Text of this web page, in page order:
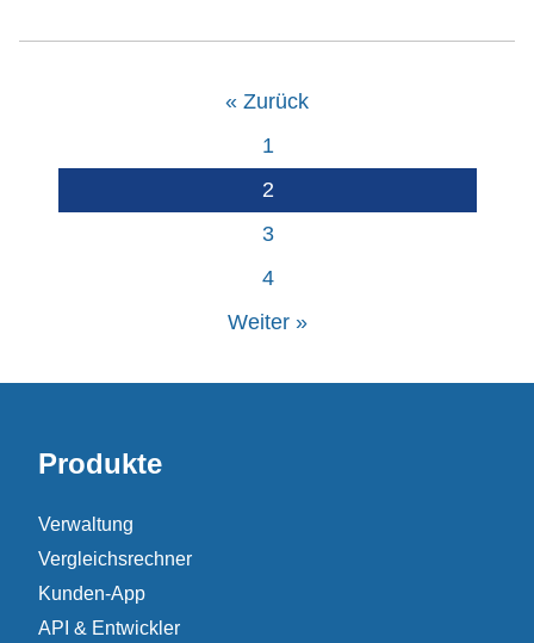
« Zurück
1
2
3
4
Weiter »
Produkte
Verwaltung
Vergleichsrechner
Kunden-App
API & Entwickler